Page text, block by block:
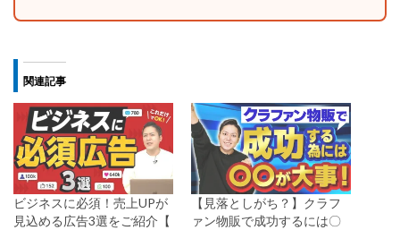
関連記事
ビジネスに必須！売上UPが
見込める広告3選をご紹介【
【見落としがち？】クラフ
ァン物販で成功するには〇